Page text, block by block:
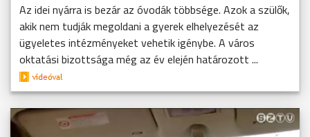
Az idei nyárra is bezár az óvodák többsége. Azok a szülők,
akik nem tudják megoldani a gyerek elhelyezését az
ügyeletes intézményeket vehetik igénybe. A város
oktatási bizottsága még az év elején határozott ...